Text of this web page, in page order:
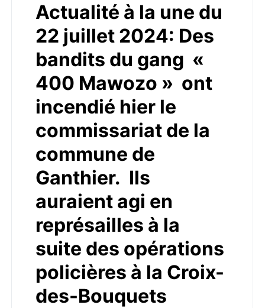
Actualité à la une du
22 juillet 2024: Des
bandits du gang «
400 Mawozo » ont
incendié hier le
commissariat de la
commune de
Ganthier. Ils
auraient agi en
représailles à la
suite des opérations
policières à la Croix-
des-Bouquets